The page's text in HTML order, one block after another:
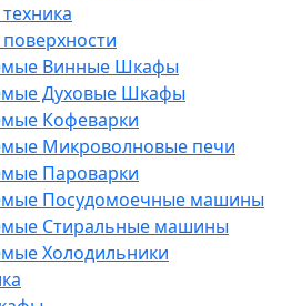
Винные Шкафы
Духовые Шкафы
Кофеварки
Микроволновые печи
Пароварки
Посудомоечные машины
Стиральные машины
Холодильники